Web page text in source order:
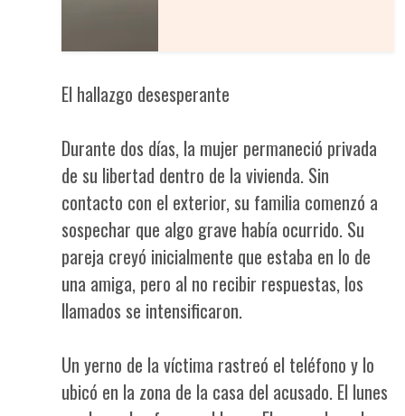
El hallazgo desesperante
Durante dos días, la mujer permaneció privada
de su libertad dentro de la vivienda. Sin
contacto con el exterior, su familia comenzó a
sospechar que algo grave había ocurrido. Su
pareja creyó inicialmente que estaba en lo de
una amiga, pero al no recibir respuestas, los
llamados se intensificaron.
Un yerno de la víctima rastreó el teléfono y lo
ubicó en la zona de la casa del acusado. El lunes